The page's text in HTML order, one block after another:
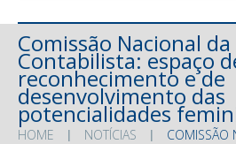
Comissão Nacional
Contabilista: espaço
reconhecimento e de
desenvolvimento das
potencialidades
HOME NOTÍCIAS
COMISSÃO